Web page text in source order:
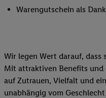
Warengutschein als
Wir legen Wert darauf, dass
Mit attraktiven Benefits
auf Zutrauen, Vielfalt und
unabhängig vom